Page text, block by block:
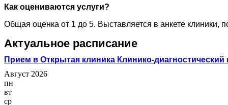
Как оцениваются услуги?
Общая оценка от 1 до 5. Выставляется в анкете клиники,
Актуальное расписание
Прием в Открытая клиника Клинико-диагностический
Август 2026
пн
вт
ср